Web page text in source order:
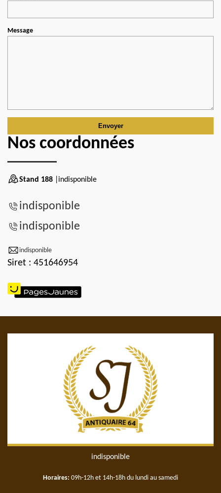
Message
Nos coordonnées
Stand 188 |indisponible
indisponible
indisponible
indisponible
Siret : 451646954
indisponible
Horaires: 09h-12h et 14h-18h du lundi au samedi